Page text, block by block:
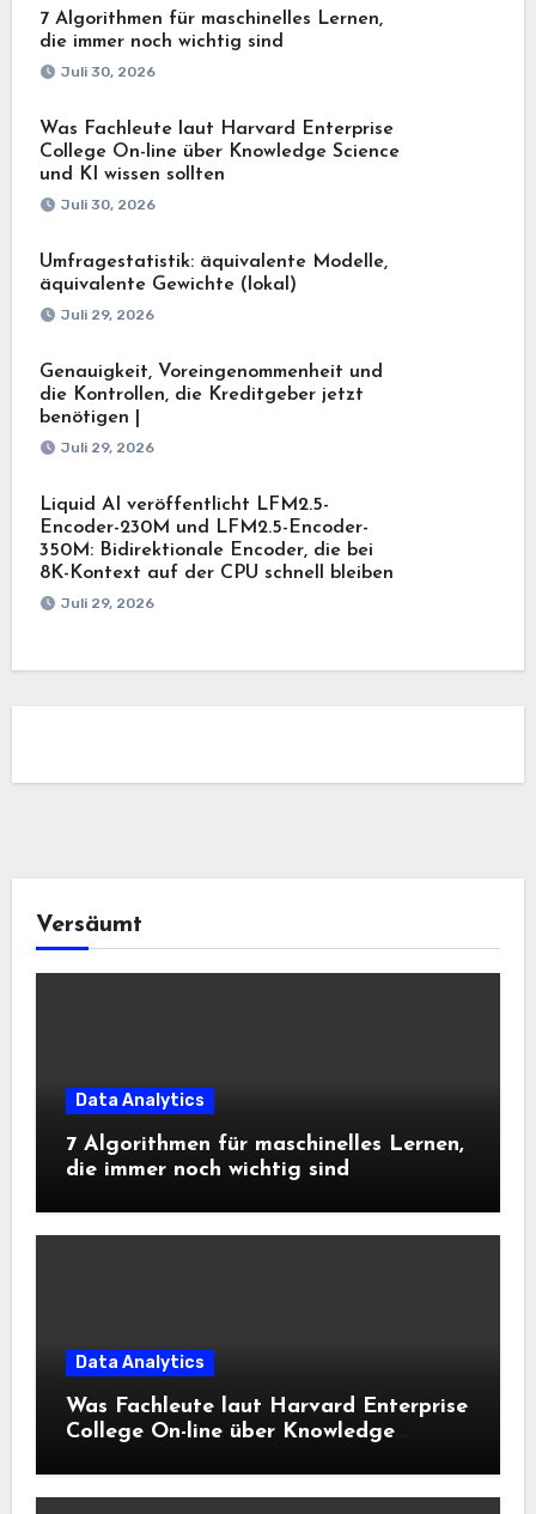
7 Algorithmen für maschinelles Lernen,
die immer noch wichtig sind
Juli 30, 2026
Was Fachleute laut Harvard Enterprise
College On-line über Knowledge Science
und KI wissen sollten
Juli 30, 2026
Umfragestatistik: äquivalente Modelle,
äquivalente Gewichte (lokal)
Juli 29, 2026
Genauigkeit, Voreingenommenheit und
die Kontrollen, die Kreditgeber jetzt
benötigen |
Juli 29, 2026
Liquid AI veröffentlicht LFM2.5-
Encoder-230M und LFM2.5-Encoder-
350M: Bidirektionale Encoder, die bei
8K-Kontext auf der CPU schnell bleiben
Juli 29, 2026
Versäumt
Data Analytics
7 Algorithmen für maschinelles Lernen,
die immer noch wichtig sind
Data Analytics
Was Fachleute laut Harvard Enterprise
College On-line über Knowledge